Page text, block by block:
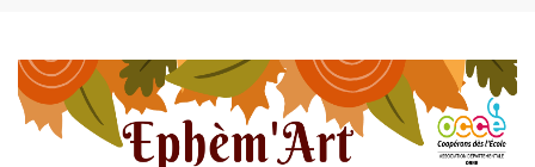
RECHERCHER
CONTACT